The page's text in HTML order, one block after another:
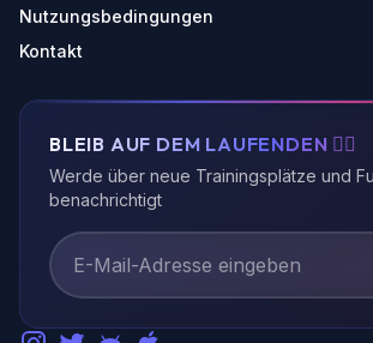
Nutzungsbedingungen
Kontakt
BLEIB AUF DEM LAUFENDEN 🏃‍♂️
Werde über neue Trainingsplätze und
benachrichtigt